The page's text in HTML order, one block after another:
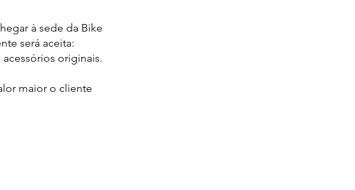
à sede da Bike
será aceita:
originais.
maior o cliente